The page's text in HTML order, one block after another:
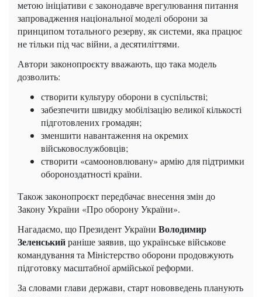
метою ініціативи є законодавче врегулювання питання
запровадження національної моделі оборони за
принципом тотального резерву, як системи, яка працює
не тільки під час війни, а десятиліттями.
Автори законопроєкту вважають, що така модель
дозволить:
створити культуру оборони в суспільстві;
забезпечити швидку мобілізацію великої кількості
підготовлених громадян;
зменшити навантаження на окремих
військовослужбовців;
створити «самооновлювану» армію для підтримки
обороноздатності країни.
Також законопроєкт передбачає внесення змін до
Закону України «Про оборону України».
Нагадаємо, що Президент України Володимир
Зеленськийраніше заявив, що українське військове
командування та Міністерство оборони продовжують
підготовку масштабної армійської реформи.
За словами глави держави, старт нововведень планують